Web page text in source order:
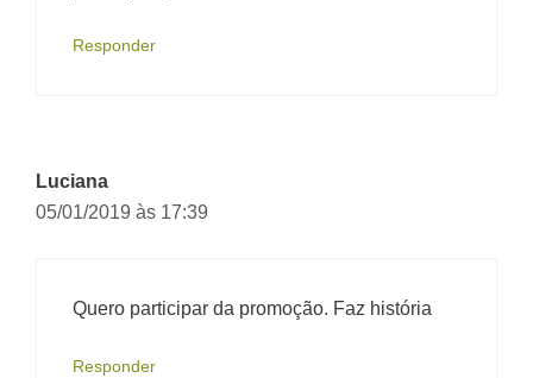
Responder
Luciana
05/01/2019 às 17:39
Quero participar da promoção. Faz história
Responder